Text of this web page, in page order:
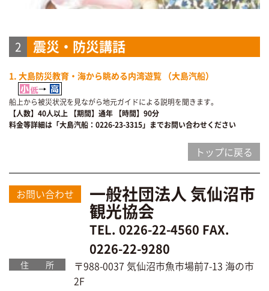
2 震災・防災講話
1. 大島防災教育・海から眺める内湾遊覧 （大島汽船）
船上から被災状況を見ながら地元ガイドによる説明を聞きます。
【人数】40人以上
【期間】通年
【時間】90分
料金等詳細は「大島汽船：0226-23-3315」までお問い合わせください
トップに戻る
お問い合わせ 一般社団法人 気仙沼市
観光協会
TEL. 0226-22-4560 FAX.
0226-22-9280
住 所
〒988-0037 気仙沼市魚市場前7-13 海の市
2F